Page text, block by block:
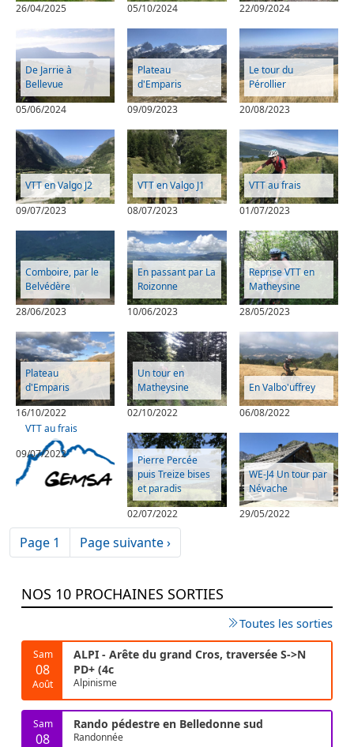
26/04/2025
05/10/2024
22/09/2024
De Jarrie à
Bellevue
05/06/2024
Plateau
d'Emparis
09/09/2023
Le tour du
Pérollier
20/08/2023
VTT en Valgo J2
09/07/2023
VTT en Valgo J1
08/07/2023
VTT au frais
01/07/2023
Comboire, par le
Belvédère
28/06/2023
En passant par La
Roizonne
10/06/2023
Reprise VTT en
Matheysine
28/05/2023
Plateau
d'Emparis
16/10/2022
Un tour en
Matheysine
02/10/2022
En Valbo'uffrey
06/08/2022
VTT au frais
09/07/2022
Pierre Percée
puis Treize bises
et paradis
02/07/2022
WE-J4 Un tour par
Névache
29/05/2022
Pagination
Page 1 Page suivante
Page suivante ›
NOS 10 PROCHAINES SORTIES
Toutes les sorties
Sam
08
Août
ALPI - Arête du grand Cros, traversée S->N
PD+ (4c
Alpinisme
Sam
08
Rando pédestre en Belledonne sud
Randonnée